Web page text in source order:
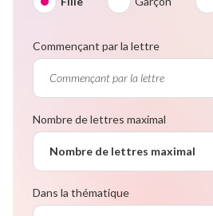
Commençant par la lettre
Nombre de lettres maximal
Nombre de lettres maximal
Dans la thématique